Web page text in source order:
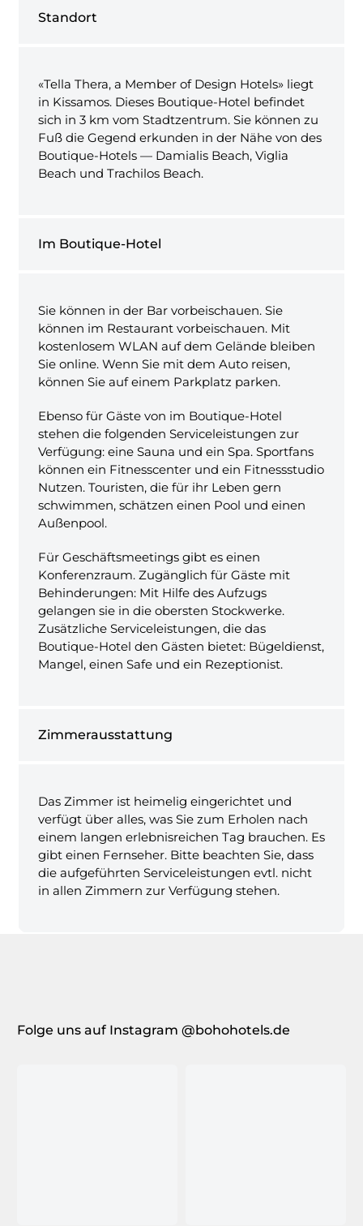
Standort
«Tella Thera, a Member of Design Hotels» liegt
in Kissamos. Dieses Boutique-Hotel befindet
sich in 3 km vom Stadtzentrum. Sie können zu
Fuß die Gegend erkunden in der Nähe von des
Boutique-Hotels — Damialis Beach, Viglia
Beach und Trachilos Beach.
Im Boutique-Hotel
Sie können in der Bar vorbeischauen. Sie
können im Restaurant vorbeischauen. Mit
kostenlosem WLAN auf dem Gelände bleiben
Sie online. Wenn Sie mit dem Auto reisen,
können Sie auf einem Parkplatz parken.
Ebenso für Gäste von im Boutique-Hotel
stehen die folgenden Serviceleistungen zur
Verfügung: eine Sauna und ein Spa. Sportfans
können ein Fitnesscenter und ein Fitnessstudio
Nutzen. Touristen, die für ihr Leben gern
schwimmen, schätzen einen Pool und einen
Außenpool.
Für Geschäftsmeetings gibt es einen
Konferenzraum. Zugänglich für Gäste mit
Behinderungen: Mit Hilfe des Aufzugs
gelangen sie in die obersten Stockwerke.
Zusätzliche Serviceleistungen, die das
Boutique-Hotel den Gästen bietet: Bügeldienst,
Mangel, einen Safe und ein Rezeptionist.
Zimmerausstattung
Das Zimmer ist heimelig eingerichtet und
verfügt über alles, was Sie zum Erholen nach
einem langen erlebnisreichen Tag brauchen. Es
gibt einen Fernseher. Bitte beachten Sie, dass
die aufgeführten Serviceleistungen evtl. nicht
in allen Zimmern zur Verfügung stehen.
Folge uns auf Instagram @bohohotels.de